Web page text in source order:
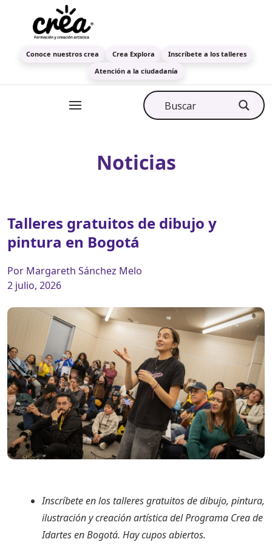
Conoce nuestros crea Crea Explora
Inscríbete a los talleres
Atención a la ciudadanía
Noticias
Talleres gratuitos de dibujo y
pintura en Bogotá
Por Margareth Sánchez Melo
2 julio, 2026
Inscríbete en los talleres gratuitos de dibujo, pintura,
ilustración y creación artística del Programa Crea de
Idartes en Bogotá. Hay cupos abiertos.